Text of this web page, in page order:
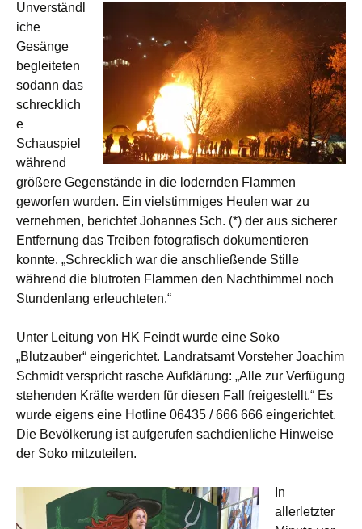
Unverständl
iche
Gesänge
begleiteten
sodann das
schrecklich
e
Schauspiel
während
größere Gegenstände in die lodernden Flammen
geworfen wurden. Ein vielstimmiges Heulen war zu
vernehmen, berichtet Johannes Sch. (*) der aus sicherer
Entfernung das Treiben fotografisch dokumentieren
konnte. „Schrecklich war die anschließende Stille
während die blutroten Flammen den Nachthimmel noch
Stundenlang erleuchteten.“
Unter Leitung von HK Feindt wurde eine Soko
„Blutzauber“ eingerichtet. Landratsamt Vorsteher Joachim
Schmidt verspricht rasche Aufklärung: „Alle zur Verfügung
stehenden Kräfte werden für diesen Fall freigestellt.“ Es
wurde eigens eine Hotline 06435 / 666 666 eingerichtet.
Die Bevölkerung ist aufgerufen sachdienliche Hinweise
der Soko mitzuteilen.
In
allerletzter